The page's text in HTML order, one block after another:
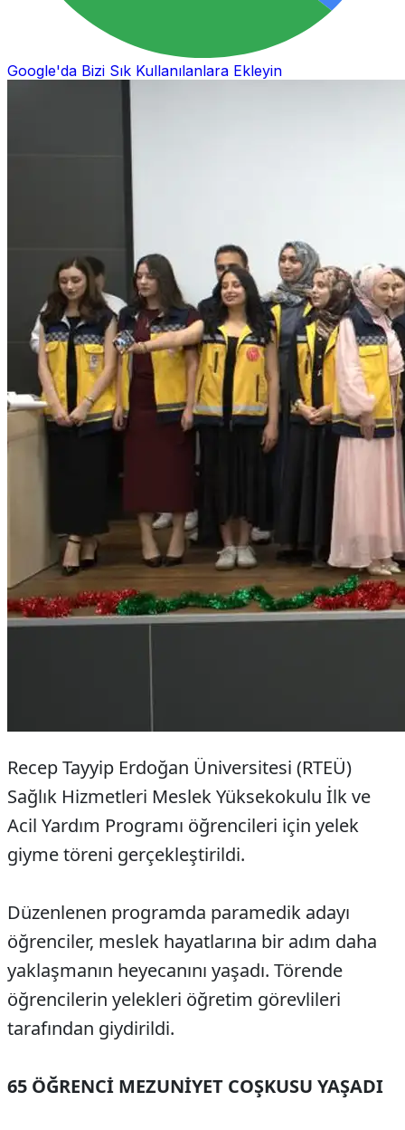
Google'da Bizi Sık Kullanılanlara Ekleyin
Recep Tayyip Erdoğan Üniversitesi (RTEÜ)
Sağlık Hizmetleri Meslek Yüksekokulu İlk ve
Acil Yardım Programı öğrencileri için yelek
giyme töreni gerçekleştirildi.
Düzenlenen programda paramedik adayı
öğrenciler, meslek hayatlarına bir adım daha
yaklaşmanın heyecanını yaşadı. Törende
öğrencilerin yelekleri öğretim görevlileri
tarafından giydirildi.
65 ÖĞRENCİ MEZUNİYET COŞKUSU YAŞADI